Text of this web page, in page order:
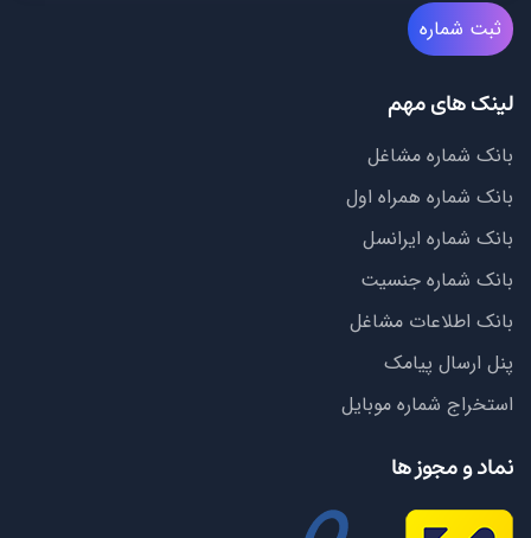
ثبت شماره
لینک های مهم
بانک شماره مشاغل
بانک شماره همراه اول
بانک شماره ایرانسل
بانک شماره جنسیت
بانک اطلاعات مشاغل
پنل ارسال پیامک
استخراج شماره موبایل
نماد و مجوز ها